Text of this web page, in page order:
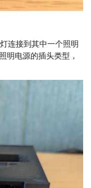
连接到其中一个照明
明电源的插头类型，